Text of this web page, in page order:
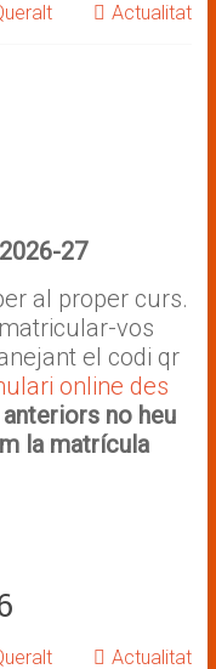
Actualitat
27
al proper curs.
vos
el codi qr
online des
no heu
la matrícula
Actualitat